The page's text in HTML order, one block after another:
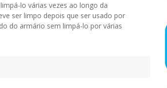
lo várias vezes ao longo da
ser limpo depois que ser usado por
do armário sem limpá-lo por várias